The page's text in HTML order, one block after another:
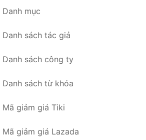
Danh mục
Danh sách tác giả
Danh sách công ty
Danh sách từ khóa
Mã giảm giá Tiki
Mã giảm giá Lazada